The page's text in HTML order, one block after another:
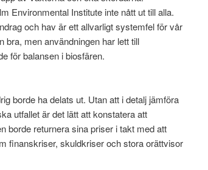
Environmental Institute inte nått ut till alla.
och hav är ett allvarligt systemfel för vår
bra, men användningen har lett till
för balansen i biosfären.
borde ha delats ut. Utan att i detalj jämföra
utfallet är det lätt att konstatera att
borde returnera sina priser i takt med att
finanskriser, skuldkriser och stora orättvisor